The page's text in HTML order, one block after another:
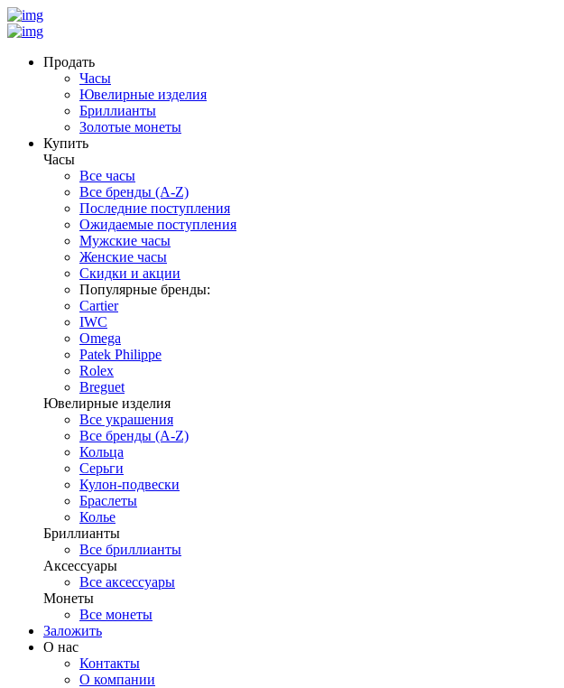
Продать
Часы
Ювелирные изделия
Бриллианты
Золотые монеты
Купить
Часы
Все часы
Все бренды (A-Z)
Последние поступления
Ожидаемые поступления
Мужские часы
Женские часы
Скидки и акции
Популярные бренды:
Cartier
IWC
Omega
Patek Philippe
Rolex
Breguet
Ювелирные изделия
Все украшения
Все бренды (A-Z)
Кольца
Серьги
Кулон-подвески
Браслеты
Колье
Бриллианты
Все бриллианты
Аксессуары
Все аксессуары
Монеты
Все монеты
Заложить
О нас
Контакты
О компании